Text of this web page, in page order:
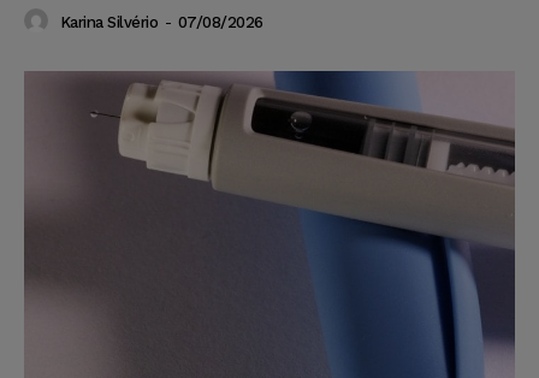
Karina Silvério - 07/08/2026